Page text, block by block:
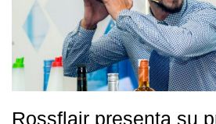
Rossflair presenta su